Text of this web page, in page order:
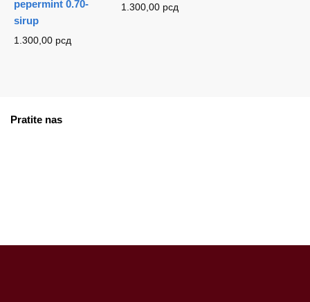
pepermint 0.70-
sirup
1.300,00 рсд
1.300,00 рсд
Pratite nas